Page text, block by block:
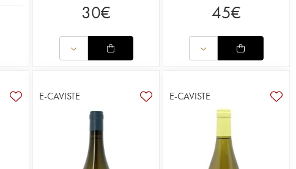
30€ 45€
E-CAVISTE E-CAVISTE